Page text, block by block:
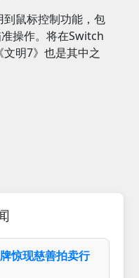
鼠标控制功能，包
操作。将在Switch
明7》也是其中之
惊现慈善拍卖行